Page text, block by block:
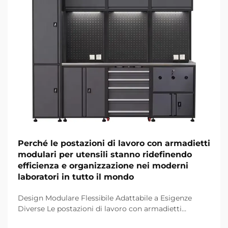
Perché le postazioni di lavoro con armadietti
modulari per utensili stanno ridefinendo
efficienza e organizzazione nei moderni
laboratori in tutto il mondo
Design Modulare Flessibile Adattabile a Esigenze
Diverse Le postazioni di lavoro con armadietti